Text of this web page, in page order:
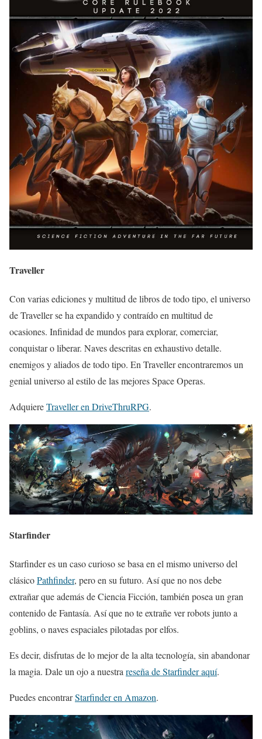
Traveller
Con varias ediciones y multitud de libros de todo tipo, el universo
de Traveller se ha expandido y contraído en multitud de
ocasiones. Infinidad de mundos para explorar, comerciar,
conquistar o liberar. Naves descritas en exhaustivo detalle.
enemigos y aliados de todo tipo. En Traveller encontraremos un
genial universo al estilo de las mejores Space Operas.
AdquiereTraveller en DriveThruRPG.
Starfinder
Starfinder es un caso curioso se basa en el mismo universo del
clásicoPathfinder, pero en su futuro. Así que no nos debe
extrañar que además de Ciencia Ficción, también posea un gran
contenido de Fantasía. Así que no te extrañe ver robots junto a
goblins, o naves espaciales pilotadas por elfos.
Es decir, disfrutas de lo mejor de la alta tecnología, sin abandonar
la magia. Dale un ojo a nuestra reseña de Starfinder aquí.
Puedes encontrarStarfinder en Amazon.